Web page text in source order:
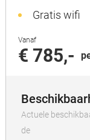
Gratis wifi
Vanaf
€ 785,-
Actuele
de